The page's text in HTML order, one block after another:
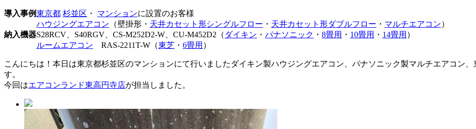
導入事例東京都 杉並区 ・ マンションに設置のお客様
納入機器
ハウジングエアコン （壁掛形・ 天井カセット形シングルフロー ・ 天井カセット形ダブルフロー ・ マルチエアコン）
S28RCV、S40RGV、CS-M252D2-W、CU-M452D2（ ダイキン ・ パナソニック ・ 8畳用 ・ 10畳用 ・ 14畳用 ）
ルームエアコン RAS-2211T-W（東芝 ・ 6畳用 ）
こんにちは！本日は東京都杉並区のマンションにて行いましたダイキン製ハウジングエアコン、パナソニック製マルチエアコン
す。
今回はエアコンランド東高円寺店が担当しました。